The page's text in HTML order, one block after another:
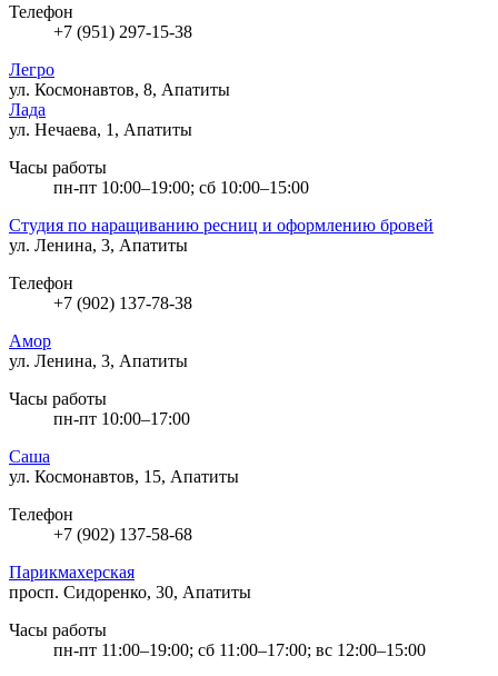
Телефон
+7 (951) 297-15-38
Легро
ул. Космонавтов, 8, Апатиты
Лада
ул. Нечаева, 1, Апатиты
Часы работы
пн-пт 10:00–19:00; сб 10:00–15:00
Студия по наращиванию ресниц и оформлению бровей
ул. Ленина, 3, Апатиты
Телефон
+7 (902) 137-78-38
Амор
ул. Ленина, 3, Апатиты
Часы работы
пн-пт 10:00–17:00
Саша
ул. Космонавтов, 15, Апатиты
Телефон
+7 (902) 137-58-68
Парикмахерская
просп. Сидоренко, 30, Апатиты
Часы работы
пн-пт 11:00–19:00; сб 11:00–17:00; вс 12:00–15:00